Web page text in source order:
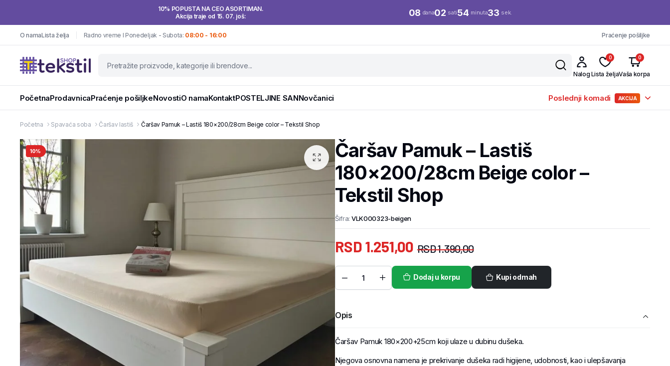
10% POPUSTA NA CEO ASORTIMAN.
Akcija traje od 15. 07. još:
08 dana02 sati54 minuta33 sek.
O namaLista želja Radno vreme I Ponedeljak - Subota: 08:00 - 16:00 Praćenje pošiljke
Nalog
0
Lista želja
0
Vaša korpa
PočetnaProdavnicaPraćenje pošiljkeNovostiO namaKontaktPOSTELJINE SANNovčanici Poslednji komadi AKCIJA
Početna Spavaća soba Čaršav lastiš Čaršav Pamuk – Lastiš 180×200/28cm Beige color – Tekstil Shop
10%
Čaršav Pamuk – Lastiš
180×200/28cm Beige color –
Tekstil Shop
Šifra: VLK000323-beigen
RSD1.390,00
RSD1.251,00
Dodaj u korpu Kupi odmah
Opis
Čaršav Pamuk 180×200+25cm koji ulaze u dubinu dušeka.
Njegova osnovna namena je prekrivanje dušeka radi higijene, udobnosti, kao i ulepšavanja